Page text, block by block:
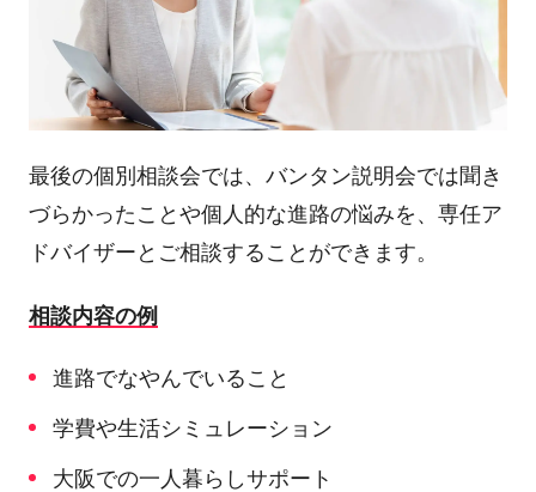
最後の個別相談会では、バンタン説明会では聞き
づらかったことや個人的な進路の悩みを、専任ア
ドバイザーとご相談することができます。
相談内容の例
進路でなやんでいること
学費や生活シミュレーション
大阪での一人暮らしサポート